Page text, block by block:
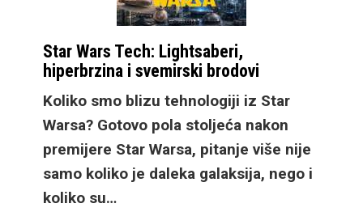
dosadašnju
funkcionalnost s
vrhunskim setom
Star Wars Tech: Lightsaberi,
hiperbrzina i svemirski brodovi
Koliko smo blizu tehnologiji iz Star
Warsa? Gotovo pola stoljeća nakon
premijere Star Warsa, pitanje više nije
samo koliko je daleka galaksija, nego i
koliko su…